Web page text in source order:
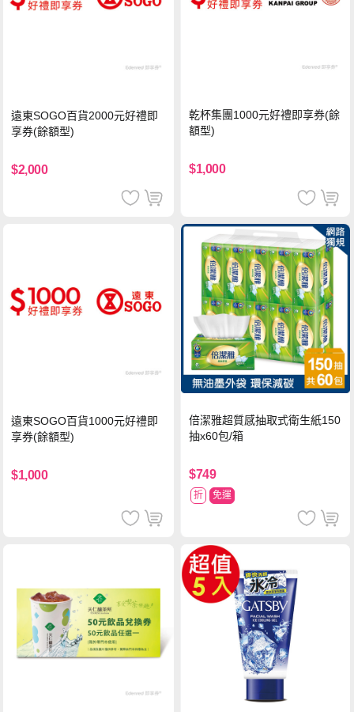
遠東SOGO百貨2000元好禮即
享券(餘額型)
$2,000
乾杯集團1000元好禮即享券(餘
額型)
$1,000
遠東SOGO百貨1000元好禮即
享券(餘額型)
$1,000
倍潔雅超質感抽取式衛生紙150
抽x60包/箱
$749
折 免運